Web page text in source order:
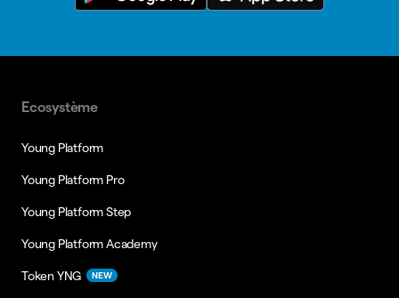
Ecosystème
Young Platform
Young Platform Pro
Young Platform Step
Young Platform Academy
Token YNG NEW